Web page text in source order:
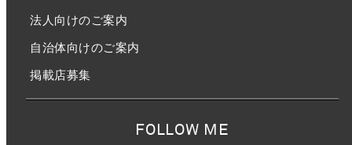
法人向けのご案内
自治体向けのご案内
掲載店募集
FOLLOW ME